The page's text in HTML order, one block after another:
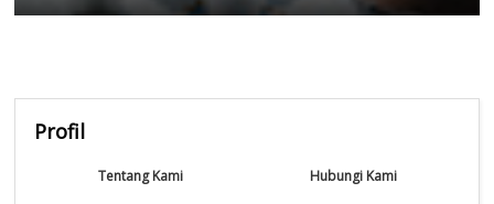
Profil
Tentang Kami Hubungi Kami